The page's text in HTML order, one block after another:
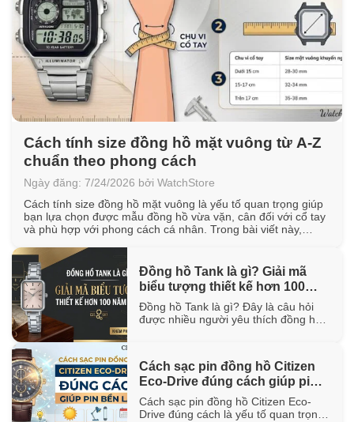
Cách tính size đồng hồ mặt vuông từ A-Z
chuẩn theo phong cách
Ngày đăng: 7/24/2026 bởi WatchStore
Cách tính size đồng hồ mặt vuông là yếu tố quan trọng giúp
bạn lựa chọn được mẫu đồng hồ vừa vặn, cân đối với cổ tay
và phù hợp với phong cách cá nhân. Trong bài viết này,
thước mặt vuông [...]
Đồng hồ Tank là gì? Giải mã
biểu tượng thiết kế hơn 100
năm tuổi
Đồng hồ Tank là gì? Đây là câu hỏi
được nhiều người yêu thích đồng hồ
Trong bài viết này, WatchStore sẽ
giúp bạn khám phá nguồn gốc ra đời,
đặc điểm [...]
Cách sạc pin đồng hồ Citizen
Eco-Drive đúng cách giúp pin
bền lâu
Cách sạc pin đồng hồ Citizen Eco-
Drive đúng cách là yếu tố quan trọng